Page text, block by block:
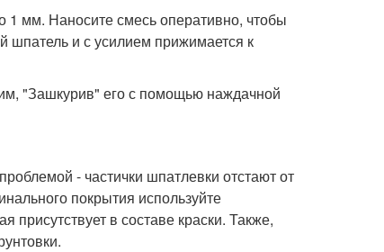
мм. Наносите смесь оперативно, чтобы
шпатель и с усилием прижимается к
"Зашкурив" его с помощью наждачной
- частички шпатлевки отстают от
покрытия используйте
присутствует в составе краски. Также,